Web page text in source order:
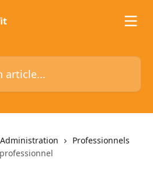
Administration
Professionnels